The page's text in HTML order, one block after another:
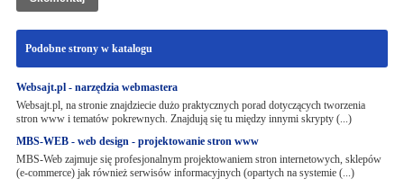
Podobne strony w katalogu
Websajt.pl - narzędzia webmastera
Websajt.pl, na stronie znajdziecie dużo praktycznych porad dotyczących tworzenia
stron www i tematów pokrewnych. Znajdują się tu między innymi skrypty (...)
MBS-WEB - web design - projektowanie stron www
MBS-Web zajmuje się profesjonalnym projektowaniem stron internetowych, sklepów
(e-commerce) jak również serwisów informacyjnych (opartych na systemie (...)